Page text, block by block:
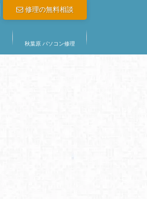
修理の無料相談
秋葉原 パソコン修理